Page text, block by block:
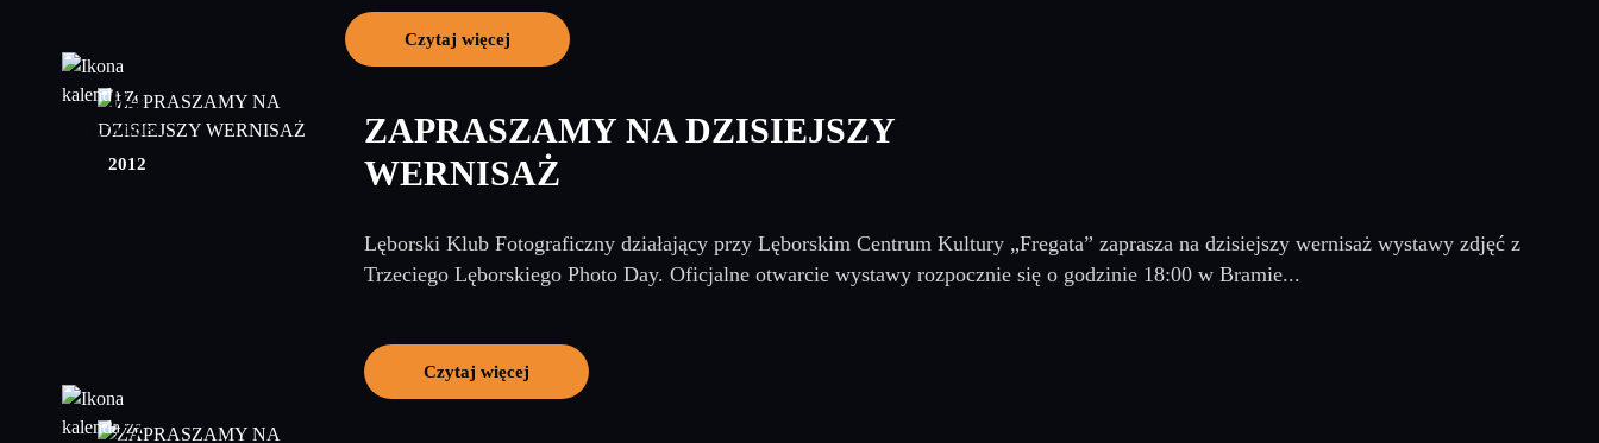
Czytaj więcej
04
grudzień
2012
ZAPRASZAMY NA DZISIEJSZY
WERNISAŻ
Lęborski Klub Fotograficzny działający przy Lęborskim Centrum Kultury „Fregata” zaprasza na dzisiejszy wernisaż wystawy zdjęć z
Trzeciego Lęborskiego Photo Day. Oficjalne otwarcie wystawy rozpocznie się o godzinie 18:00 w Bramie...
Czytaj więcej
27